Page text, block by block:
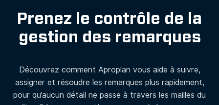
Prenez le contrôle de la
gestion des remarques
Découvrez comment Aproplan vous aide à suivre,
assigner et résoudre les remarques plus rapidement,
pour qu’aucun détail ne passe à travers les mailles du